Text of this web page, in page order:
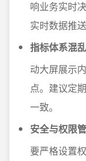
响业务实时
实时数据推
指标体系混乱
动大屏展示
点。建议定
一致。
安全与权限
要严格设置